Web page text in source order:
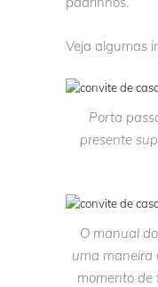
Veja algumas
Porta
presente
O manual
uma maneira
momento de